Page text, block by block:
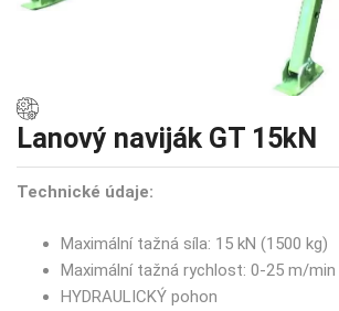
Lanový naviják GT 15kN
Technické údaje:
Maximální tažná síla: 15 kN (1500 kg)
Maximální tažná rychlost: 0-25 m/min
HYDRAULICKÝ pohon